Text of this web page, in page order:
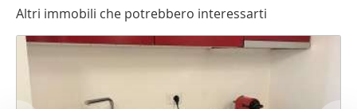
Altri immobili che potrebbero interessarti